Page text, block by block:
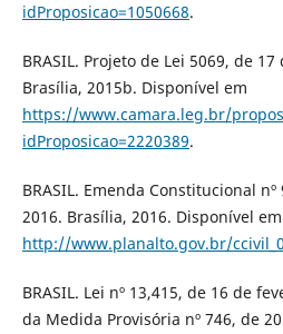
idProposicao=1050668.
BRASIL. Projeto de Lei 5069, de
Brasília, 2015b. Disponível em
https://www.camara.leg.br/
idProposicao=2220389.
BRASIL. Emenda Constitucional
2016. Brasília, 2016. Disponível em
http://www.planalto.gov.br/
BRASIL. Lei nº 13,415, de 16 de
da Medida Provisória nº 746, de